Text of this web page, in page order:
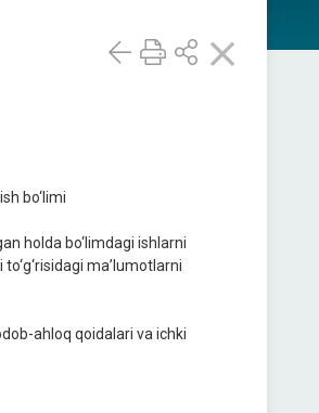
bo‘limi
holda bo‘limdagi ishlarni
ma’lumotlarni
ahloq qoidalari va ichki